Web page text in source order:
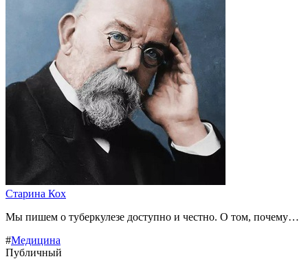
Старина Кох
Мы пишем о туберкулезе доступно и честно. О том, почему…
#Медицина
Публичный